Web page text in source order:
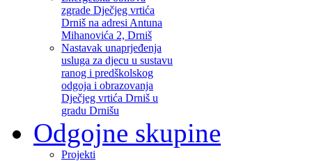
zgrade Dječjeg vrtića
Drniš na adresi Antuna
Mihanovića 2, Drniš
Nastavak unaprjeđenja
usluga za djecu u sustavu
ranog i predškolskog
odgoja i obrazovanja
Dječjeg vrtića Drniš u
gradu Drnišu
Odgojne skupine
Projekti